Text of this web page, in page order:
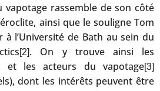
vapotage rassemble de son côté
ainsi que le souligne Tom
à l’Université de Bath au sein du
[2]. On y trouve ainsi les
et les acteurs du vapotage[3]
dont les intérêts peuvent être